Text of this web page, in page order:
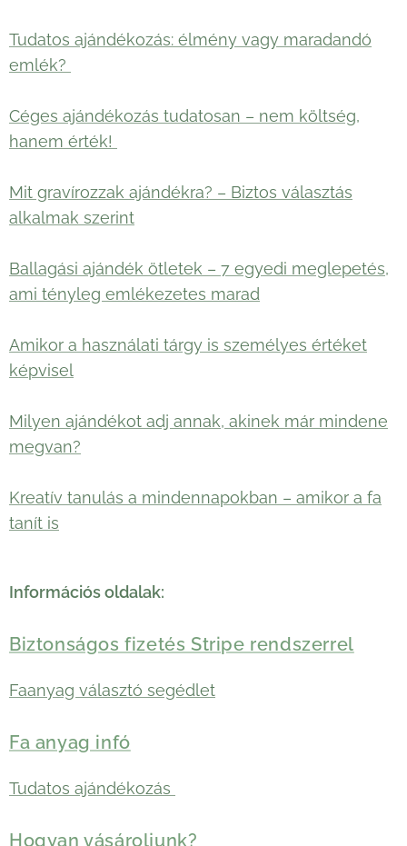
Tudatos ajándékozás: élmény vagy maradandó
emlék?
Céges ajándékozás tudatosan – nem költség,
hanem érték!
Mit gravírozzak ajándékra? – Biztos választás
alkalmak szerint
Ballagási ajándék ötletek – 7 egyedi meglepetés,
ami tényleg emlékezetes marad
Amikor a használati tárgy is személyes értéket
képvisel
Milyen ajándékot adj annak, akinek már mindene
megvan?
Kreatív tanulás a mindennapokban – amikor a fa
tanít is
Információs oldalak:
Biztonságos fizetés Stripe rendszerrel
Faanyag választó segédlet
Fa anyag infó
Tudatos ajándékozás
Hogyan vásároljunk?